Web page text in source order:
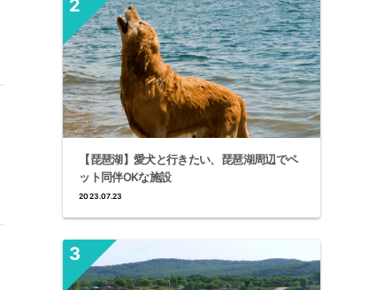
【琵琶湖】愛犬と行きたい、琵琶湖周辺でペ
ット同伴OKな施設
2023.07.23